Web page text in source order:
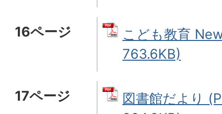
16ページ
こども教育
763.6KB)
17ページ
図書館だより